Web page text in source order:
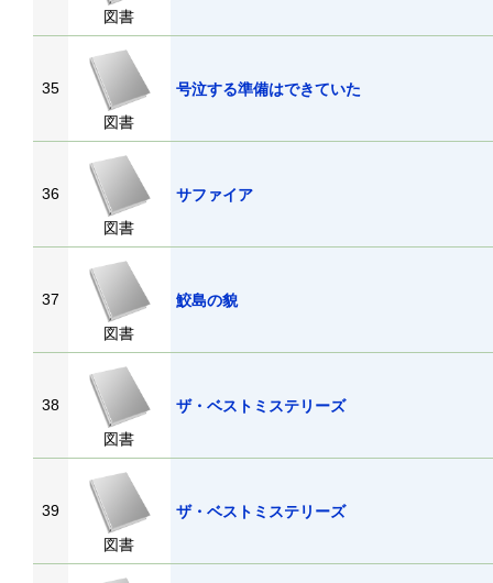
図書
35
図書
号泣する準備はできていた
36
図書
サファイア
37
図書
鮫島の貌
38
図書
ザ・ベストミステリーズ
39
図書
ザ・ベストミステリーズ